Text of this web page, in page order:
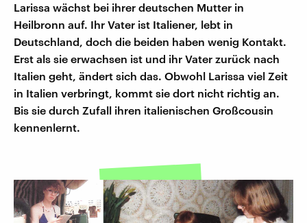
Larissa wächst bei ihrer deutschen Mutter in
Heilbronn auf. Ihr Vater ist Italiener, lebt in
Deutschland, doch die beiden haben wenig Kontakt.
Erst als sie erwachsen ist und ihr Vater zurück nach
Italien geht, ändert sich das. Obwohl Larissa viel Zeit
in Italien verbringt, kommt sie dort nicht richtig an.
Bis sie durch Zufall ihren italienischen Großcousin
kennenlernt.